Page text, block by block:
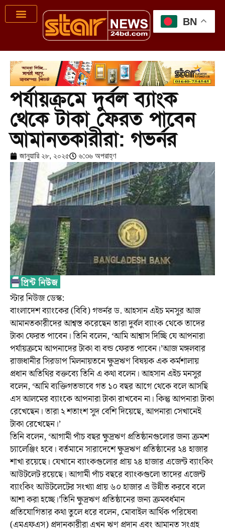
পর্যায়ক্রমে দুর্বল ব্যাংক
থেকে টাকা ফেরত পাবেন
আমানতকারীরা: গভর্নর
জানুয়ারি ২৮, ২০২৫ ৬:৩৬ অপরাহ্ণ
স্টার নিউজ ডেস্ক:
বাংলাদেশ ব্যাংকের (বিবি) গভর্নর ড. আহসান এইচ মনসুর আজ
আমানতকারীদের আশ্বস্ত করেছেন তারা দুর্বল ব্যাংক থেকে তাদের
টাকা ফেরত পাবেন। তিনি বলেন, ‘আমি আশ্বাস দিচ্ছি যে আপনারা
পর্যায়ক্রমে আপনাদের টাকা বা বন্ড ফেরত পাবেন।’আজ মঙ্গলবার
রাজধানীর সিরডাপ মিলনায়তনে ক্ষুদ্রঋণ বিষয়ক এক কর্মশালায়
প্রধান অতিথির বক্তব্যে তিনি এ কথা বলেন। আহসান এইচ মনসুর
বলেন, ‘আমি ব্যক্তিগতভাবে গত ১০ বছর আগে থেকে বলে আসছি
এস আলমের ব্যাংকে আপনারা টাকা রাখবেন না। কিন্তু আপনারা টাকা
রেখেছেন। তারা ২ শতাংশ সুদ বেশি দিয়েছে, আপনারা সেখানেই
টাকা রেখেছেন।’
তিনি বলেন, ‘আগামী পাঁচ বছর ক্ষুদ্রঋণ প্রতিষ্ঠানগুলোর জন্য ক্রমশ
চ্যালেঞ্জিং হবে। বর্তমানে সারাদেশে ক্ষুদ্রঋণ প্রতিষ্ঠানের ২৪ হাজার
শাখা রয়েছে। যেখানে ব্যাংকগুলোর প্রায় ২৪ হাজার এজেন্ট ব্যাংকিং
আউটলেট রয়েছে। আগামী পাঁচ বছরে ব্যাংকগুলো তাদের এজেন্ট
ব্যাংকিং আউটলেটের সংখ্যা প্রায় ৬০ হাজার এ উন্নীত করবে বলে
আশা করা হচ্ছে।’তিনি ক্ষুদ্রঋণ প্রতিষ্ঠানের জন্য ক্রমবর্ধমান
প্রতিযোগিতার কথা তুলে ধরে বলেন, মোবাইল আর্থিক পরিষেবা
(এমএফএস) প্রদানকারীরা এখন ঋণ প্রদান এবং আমানত সংগ্রহ
BN